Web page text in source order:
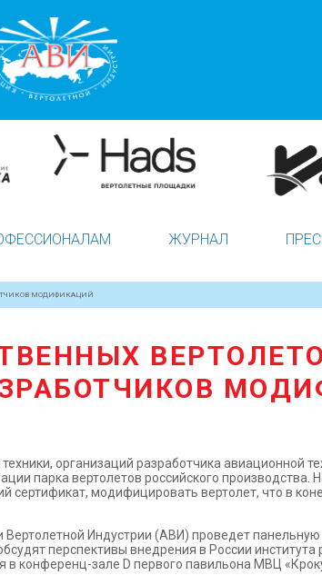
ЖУРНАЛ
МОДИФИКАЦИЙ
организаций разработчика авиационной
парка вертолетов российского
модифицировать вертолет, что в
Индустрии (АВИ) проведет
перспективы внедрения в России
конференц-зале D первого павильона МВЦ